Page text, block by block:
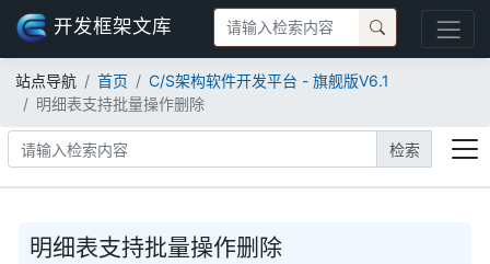
开发框架文库
站点导航 首页
C/S架构软件开发平台 - 旗舰版V6.1
明细表支持批量操作删除
检索
明细表支持批量操作删除